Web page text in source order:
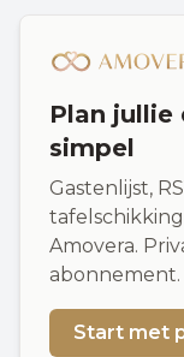
Plan
simpel
Gastenlijst,
Amovera.
abonnement.
Start met